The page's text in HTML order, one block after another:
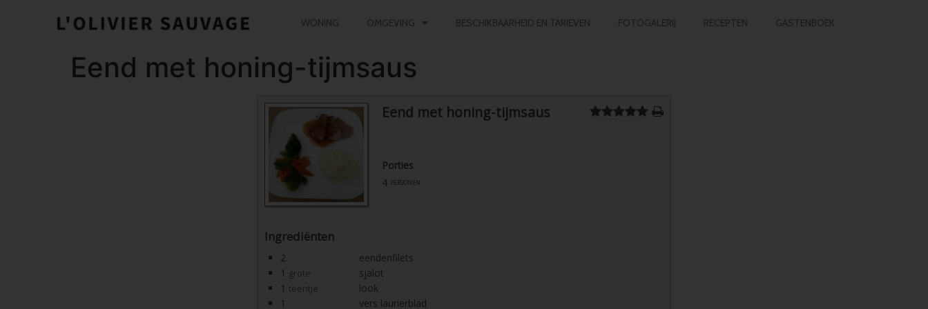
WONING OMGEVING BESCHIKBAARHEID EN TARIEVEN FOTOGALERIJ RECEPTEN GASTENBOEK
Eend met honing-tijmsaus
Eend met honing-tijmsaus
Porties
4 personen
Ingrediënten
2
eendenfilets
1 grote
sjalot
1 teentje
look
1
vers laurierblad